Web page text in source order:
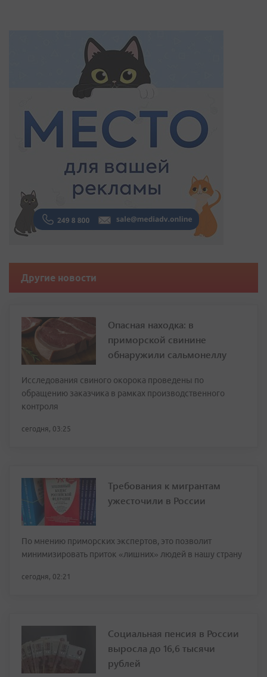
Другие новости
Опасная находка: в
приморской свинине
обнаружили сальмонеллу
Исследования свиного окорока проведены по
обращению заказчика в рамках производственного
контроля
сегодня, 03:25
Требования к мигрантам
ужесточили в России
По мнению приморских экспертов, это позволит
минимизировать приток «лишних» людей в нашу страну
сегодня, 02:21
Социальная пенсия в России
выросла до 16,6 тысячи
рублей